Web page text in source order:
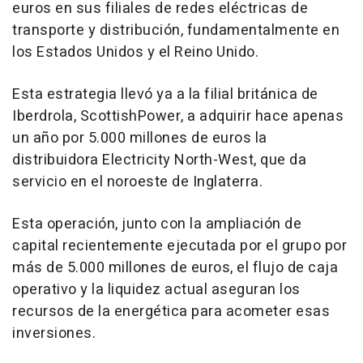
euros en sus filiales de redes eléctricas de
transporte y distribución, fundamentalmente en
los Estados Unidos y el Reino Unido.
Esta estrategia llevó ya a la filial británica de
Iberdrola, ScottishPower, a adquirir hace apenas
un año por 5.000 millones de euros la
distribuidora Electricity North-West, que da
servicio en el noroeste de Inglaterra.
Esta operación, junto con la ampliación de
capital recientemente ejecutada por el grupo por
más de 5.000 millones de euros, el flujo de caja
operativo y la liquidez actual aseguran los
recursos de la energética para acometer esas
inversiones.